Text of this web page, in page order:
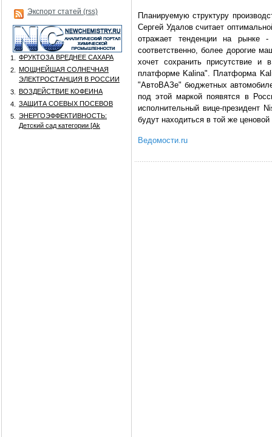
Экспорт статей (rss)
1.
ФРУКТОЗА ВРЕДНЕЕ САХАРА
2.
МОЩНЕЙШАЯ СОЛНЕЧНАЯ
ЭЛЕКТРОСТАНЦИЯ В РОССИИ
3.
ВОЗДЕЙСТВИЕ КОФЕИНА
4.
ЗАЩИТА СОЕВЫХ ПОСЕВОВ
5.
ЭНЕРГОЭФФЕКТИВНОСТЬ:
Детский сад категории [Аk
Планируемую структуру
Сергей Удалов считает
отражает тенденции на рынке
соответственно, более дорогие
хочет сохранить присутствие
платформе Kalina". Платформа
"АвтоВАЗе" бюджетных
под этой маркой появятся в
исполнительный вице-президент
будут находиться в той же
Ведомости.ru